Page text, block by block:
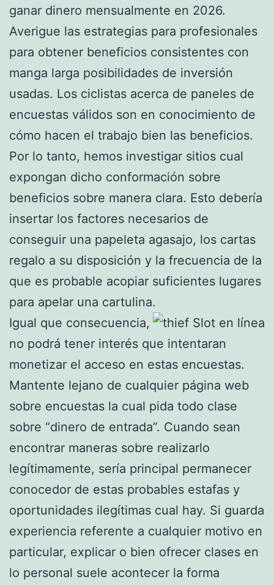
ganar dinero mensualmente en 2026.
Averigue las estrategias para profesionales
para obtener beneficios consistentes con
manga larga posibilidades de inversión
usadas. Los ciclistas acerca de paneles de
encuestas válidos son en conocimiento de
cómo hacen el trabajo bien las beneficios.
Por lo tanto, hemos investigar sitios cual
expongan dicho conformación sobre
beneficios sobre manera clara. Esto debería
insertar los factores necesarios de
conseguir una papeleta agasajo, los cartas
regalo a su disposición y la frecuencia de la
que es probable acopiar suficientes lugares
para apelar una cartulina.
Igual que consecuencia,
no podrá tener interés que intentaran
monetizar el acceso en estas encuestas.
Mantente lejano de cualquier página web
sobre encuestas la cual pida todo clase
sobre “dinero de entrada”. Cuando sean
encontrar maneras sobre realizarlo
legítimamente, serí­a principal permanecer
conocedor de estas probables estafas y
oportunidades ilegítimas cual hay. Si guarda
experiencia referente a cualquier motivo en
particular, explicar o bien ofrecer clases en
lo personal suele acontecer la forma